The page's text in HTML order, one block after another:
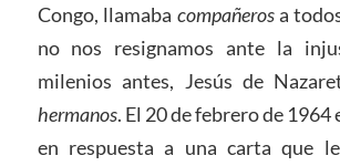
Congo, llamaba compañerosa
no nos resignamos ante la
milenios antes, Jesús de
hermanos. El 20 de febrero de 1964
en respuesta a una carta que